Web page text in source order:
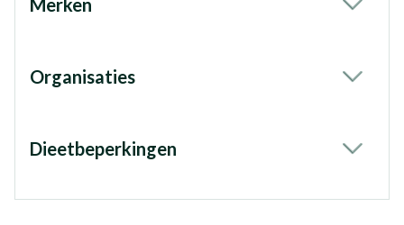
Merken
Organisaties
Dieetbeperkingen